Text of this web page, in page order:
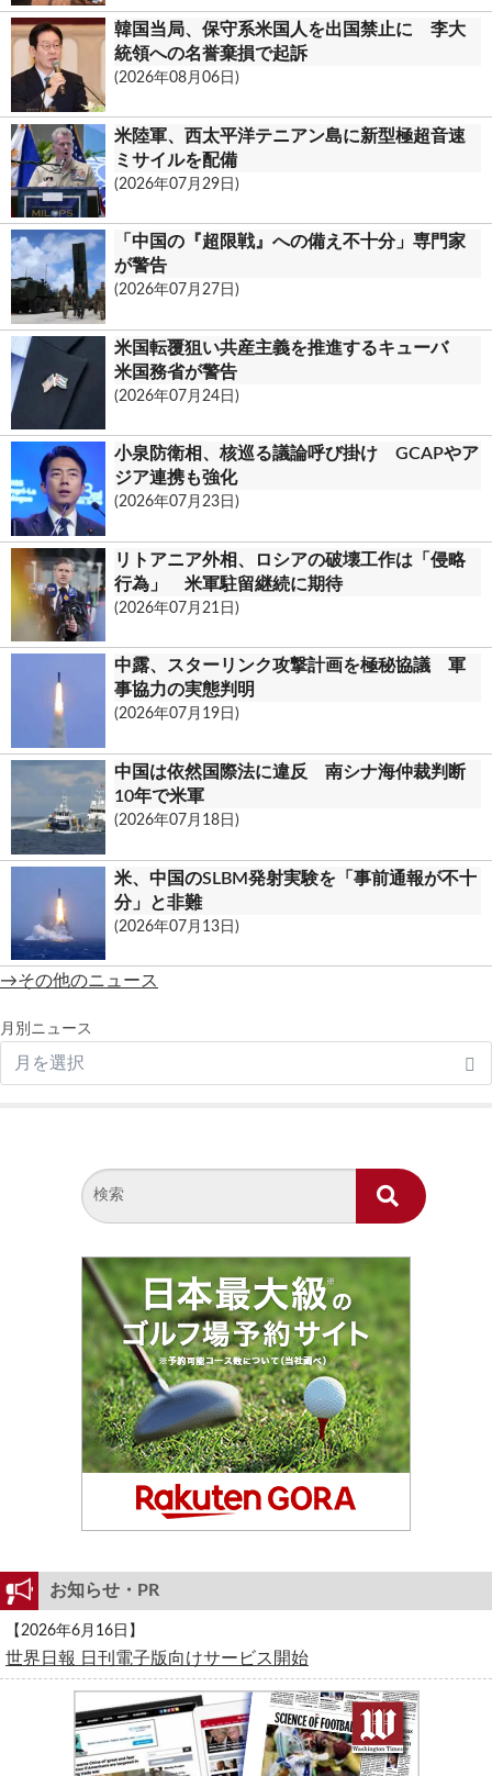
.
m
韓国当局、保守系米国人を出国禁止に 李大
統領への名誉棄損で起訴
(2026年08月06日)
米陸軍、西太平洋テニアン島に新型極超音速
ミサイルを配備
(2026年07月29日)
「中国の『超限戦』への備え不十分」専門家
が警告
(2026年07月27日)
米国転覆狙い共産主義を推進するキューバ
米国務省が警告
(2026年07月24日)
小泉防衛相、核巡る議論呼び掛け GCAPやア
ジア連携も強化
(2026年07月23日)
リトアニア外相、ロシアの破壊工作は「侵略
行為」 米軍駐留継続に期待
(2026年07月21日)
中露、スターリンク攻撃計画を極秘協議 軍
事協力の実態判明
(2026年07月19日)
中国は依然国際法に違反 南シナ海仲裁判断
10年で米軍
(2026年07月18日)
米、中国のSLBM発射実験を「事前通報が不十
分」と非難
(2026年07月13日)
→その他のニュース
月別ニュース
お知らせ・PR
【2026年6月16日】
世界日報 日刊電子版向けサービス開始